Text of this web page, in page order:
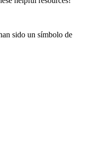
sido un símbolo de